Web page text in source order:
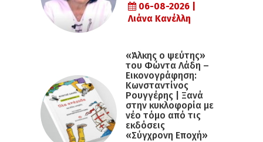
06-08-2026 |
Λιάνα Κανέλλη
«Άλκης ο ψεύτης»
του Φώντα Λάδη –
Εικονογράφηση:
Κωνσταντίνος
Ρουγγέρης | Ξανά
στην κυκλοφορία με
νέο τόμο από τις
εκδόσεις
«Σύγχρονη Εποχή»